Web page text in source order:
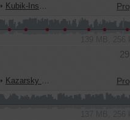
➝ Kubik-Inspire Podcast #45 (INFINITY ON MUSIC PODCAST)
➝ Kazarsky - Shturman 37 (INFINITY ON MUSIC PRODUCTION)